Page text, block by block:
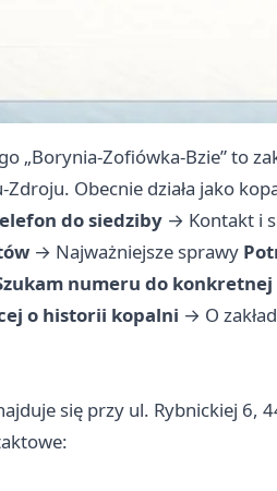
„Borynia-Zofiówka-Bzie” to
Obecnie działa jako
do siedziby → Kontakt i
→ Najważniejsze sprawy
numeru do
o historii kopalni → O
się przy ul. Rybnickiej 6,